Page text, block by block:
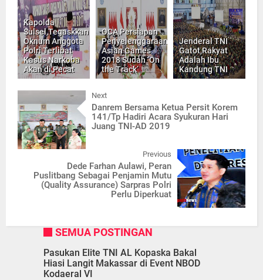
Kapolda
Sulsel,Tegaskkan
Oknum Anggota
Polri Terlibat
Kasus Narkoba
Akan di Pecat
OCA,Persiapan
Penyelenggaraan
Asian Games
2018 Sudah ‘On
the Track’
Jenderal TNI
Gatot,Rakyat
Adalah Ibu
Kandung TNI
Next
Danrem Bersama Ketua Persit Korem
141/Tp Hadiri Acara Syukuran Hari
Juang TNI-AD 2019
Previous
Dede Farhan Aulawi, Peran
Puslitbang Sebagai Penjamin Mutu
(Quality Assurance) Sarpras Polri
Perlu Diperkuat
SEMUA POSTINGAN
Pasukan Elite TNI AL Kopaska Bakal
Hiasi Langit Makassar di Event NBOD
Kodaeral VI